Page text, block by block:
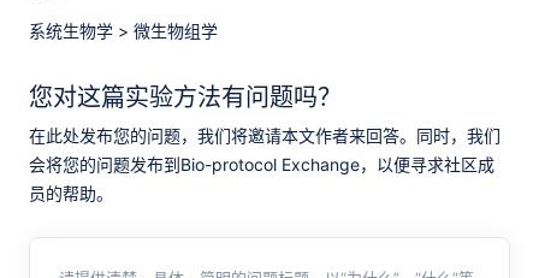
系统生物学 > 微生物组学
您对这篇实验方法有问题吗？
在此处发布您的问题，我们将邀请本文作者来回答。同时，我们
会将您的问题发布到Bio-protocol Exchange，以便寻求社区成
员的帮助。